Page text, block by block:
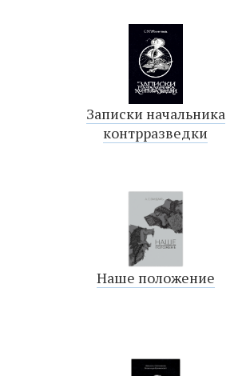
Записки начальника
контрразведки
Наше положение